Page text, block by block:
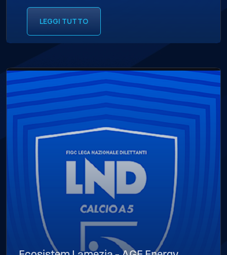
LEGGI TUTTO